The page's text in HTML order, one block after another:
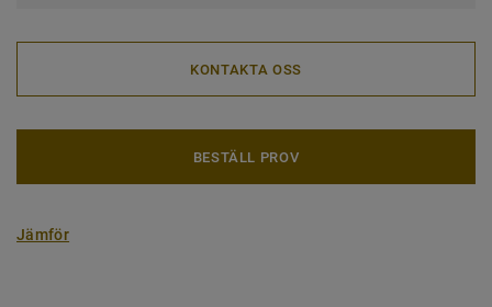
KONTAKTA OSS
BESTÄLL PROV
Jämför